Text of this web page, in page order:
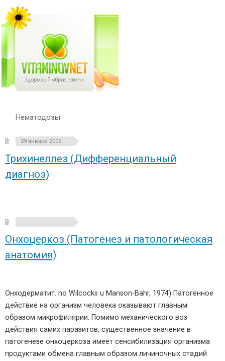
Нематодозы
29 января 2009
Трихинеллез (Дифференциальный
диагноз)
Онхоцеркоз (Патогенез и патологическая
анатомия)
Онходерматит. no Wilcocks u Manson-Bahr, 1974) Патогенное
действие на организм человека оказывают главным
образом микрофилярии. Помимо механического воз
действия самих паразитов, существенное значение в
патогенезе онхоцеркоза имеет сенсибилизация организма
продуктами обмена главным образом личиночных стадий